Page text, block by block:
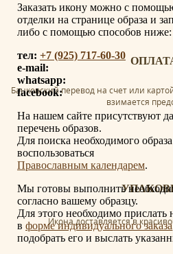
Банковский перевод на счет или
взимается
Икона доставляется в
Заказать икону можно с
отделки на странице образа и
либо с помощью способов ниже:
тел: +7 (925) 717-60-30
e-mail:
whatsapp:
facebook:
На нашем сайте присутствуют
перечень образов.
Для поиска необходимого
воспользоваться
Православным календарем.
Мы готовы выполнить
согласно вашему образцу.
Для этого необходимо прислать
в форме индивидуального заказа
подобрать его и выслать